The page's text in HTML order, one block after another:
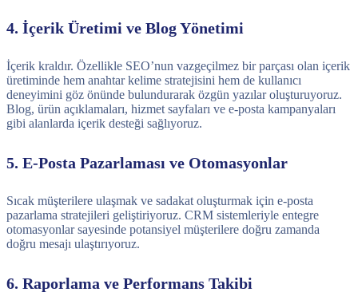
4. İçerik Üretimi ve Blog Yönetimi
İçerik kraldır. Özellikle SEO’nun vazgeçilmez bir parçası olan içerik
üretiminde hem anahtar kelime stratejisini hem de kullanıcı
deneyimini göz önünde bulundurarak özgün yazılar oluşturuyoruz.
Blog, ürün açıklamaları, hizmet sayfaları ve e-posta kampanyaları
gibi alanlarda içerik desteği sağlıyoruz.
5. E-Posta Pazarlaması ve Otomasyonlar
Sıcak müşterilere ulaşmak ve sadakat oluşturmak için e-posta
pazarlama stratejileri geliştiriyoruz. CRM sistemleriyle entegre
otomasyonlar sayesinde potansiyel müşterilere doğru zamanda
doğru mesajı ulaştırıyoruz.
6. Raporlama ve Performans Takibi